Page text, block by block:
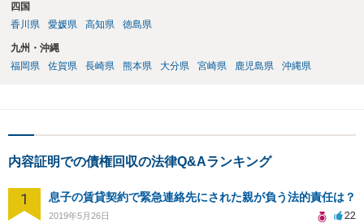
四国
香川県
愛媛県 高知県 徳島県
九州・沖縄
福岡県
佐賀県 長崎県 熊本県 大分県 宮崎県 鹿児島県 沖縄県
内容証明での債権回収の法律Q&Aランキング
1 息子の賃貸契約で緊急連絡先にされた親が負う法的責任は？
2019年5月26日 22